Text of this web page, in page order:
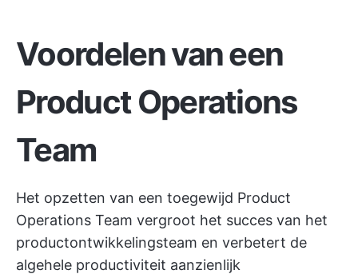
Voordelen van een
Product Operations
Team
Het opzetten van een toegewijd Product
Operations Team vergroot het succes van het
productontwikkelingsteam en verbetert de
algehele productiviteit aanzienlijk